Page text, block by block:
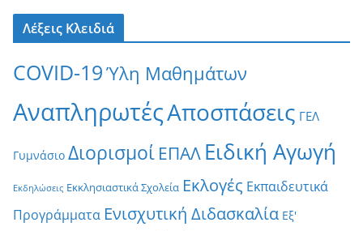
Λέξεις Κλειδιά
COVID-19Ύλη Μαθημάτων
ΑναπληρωτέςΑποσπάσεις ΓΕΛ
Γυμνάσιο Διορισμοί ΕΠΑΛ Ειδική Αγωγή
Εκδηλώσεις Εκκλησιαστικά Σχολεία Εκλογές Εκπαιδευτικά
Προγράμματα Ενισχυτική Διδασκαλία Εξ'